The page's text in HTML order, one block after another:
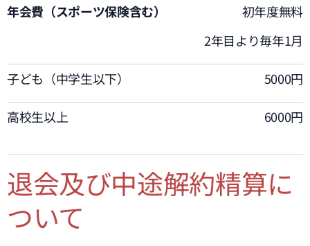
年会費（スポーツ保険含む）
初年度無料
2年目より毎年1月
子ども（中学生以下） 5000円
高校生以上 6000円
退会及び中途解約精算に
ついて